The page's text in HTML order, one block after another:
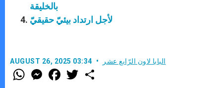
بالخليقة
لأجل ارتداد بيئيّ حقيقيّ
AUGUST 26, 2025 03:34 البابا لاون الرّابع عشر
W
h
M
e
F
a w